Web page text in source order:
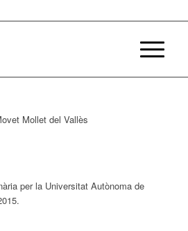
per la Universitat Autònoma de